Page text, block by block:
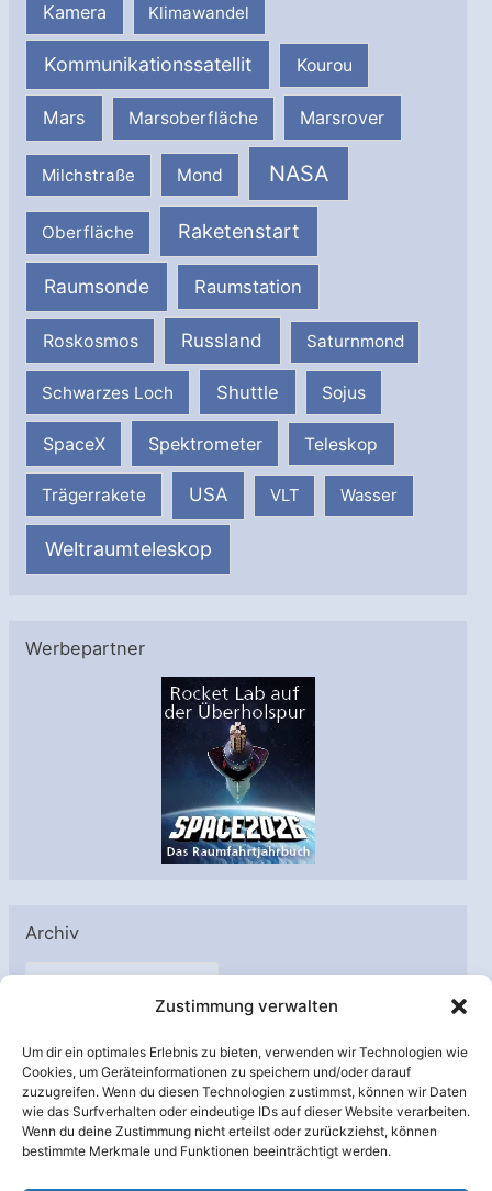
Zustimmung verwalten
Um dir ein optimales Erlebnis zu bieten, verwenden wir Technologien wie
Cookies, um Geräteinformationen zu speichern und/oder darauf
zuzugreifen. Wenn du diesen Technologien zustimmst, können wir Daten
wie das Surfverhalten oder eindeutige IDs auf dieser Website verarbeiten.
Wenn du deine Zustimmung nicht erteilst oder zurückziehst, können
bestimmte Merkmale und Funktionen beeinträchtigt werden.
Kamera Klimawandel
Kommunikationssatellit Kourou
Mars Marsoberfläche Marsrover
Milchstraße Mond NASA
Oberfläche Raketenstart
Raumsonde Raumstation
Roskosmos Russland Saturnmond
Schwarzes Loch Shuttle Sojus
SpaceX Spektrometer Teleskop
Trägerrakete USA VLT Wasser
Weltraumteleskop
Werbepartner
Archiv
A
h
i
v
Unterstützt von: